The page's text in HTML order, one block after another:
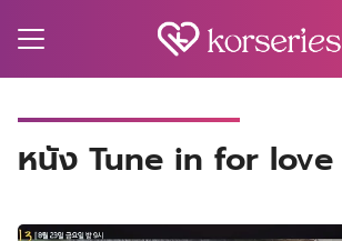
หนัง Tune in for love